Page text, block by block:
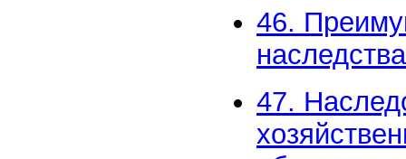
46.
наследства
47.